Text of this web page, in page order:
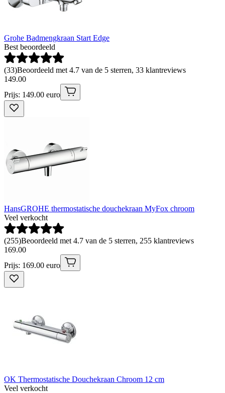
Grohe Badmengkraan Start Edge
Best beoordeeld
(33)Beoordeeld met 4.7 van de 5 sterren, 33 klantreviews
149.00
Prijs: 149.00 euro
HansGROHE thermostatische douchekraan MyFox chroom
Veel verkocht
(255)Beoordeeld met 4.7 van de 5 sterren, 255 klantreviews
169.00
Prijs: 169.00 euro
OK Thermostatische Douchekraan Chroom 12 cm
Veel verkocht